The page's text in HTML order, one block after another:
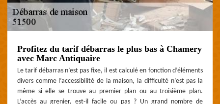
Profitez du tarif débarras le plus bas à Chamery
avec Marc Antiquaire
Le tarif débarras n’est pas fixe, il est calculé en fonction d’éléments
divers comme l’accessibilité de la maison, la difficulté n’est pas la
même si elle se trouve au premier plan ou au troisième plan.
L’accès au grenier, est-il facile ou pas ? Un grand nombre de